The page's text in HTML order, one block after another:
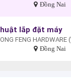
Đồng Nai
lắp đặt máy
FENG HARDWARE
Đồng Nai